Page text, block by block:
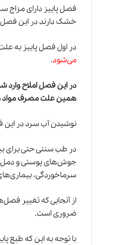
فصل پاییز دارای
خشک دارند در این
در اولفصل پاییز به
می‌شود.
در این فصل املاح
همین علت مصرف مواد
نوشیدن آب سرد در این
در طب سنتی حتی برای
جوش‌های پوستی و دمل
سرماخوردگی،
از آنجایی که تغییر
ضروری است.
با توجه به این که